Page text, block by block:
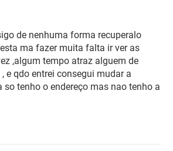
de nenhuma forma recuperalo
ma fazer muita falta ir ver as
,algum tempo atraz alguem de
e qdo entrei consegui mudar a
tenho o endereço mas nao tenho a